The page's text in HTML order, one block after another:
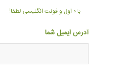
با ۰ اول و فونت انگلیسی لطفا!
آدرس ایمیل شما